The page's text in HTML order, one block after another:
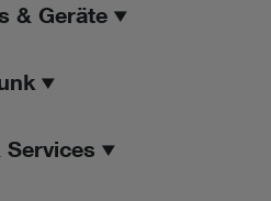
& Geräte
Services